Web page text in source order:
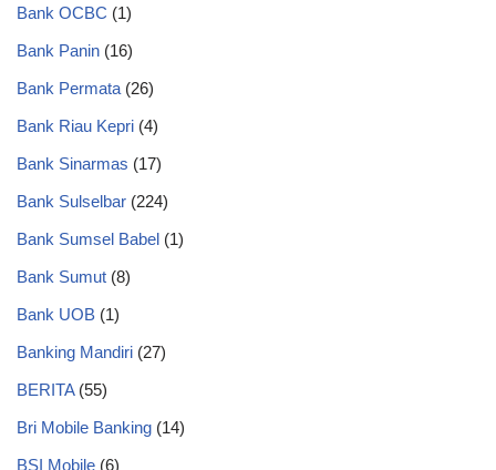
Bank OCBC (1)
Bank Panin (16)
Bank Permata (26)
Bank Riau Kepri (4)
Bank Sinarmas (17)
Bank Sulselbar (224)
Bank Sumsel Babel (1)
Bank Sumut (8)
Bank UOB (1)
Banking Mandiri (27)
BERITA(55)
Bri Mobile Banking (14)
BSI Mobile (6)